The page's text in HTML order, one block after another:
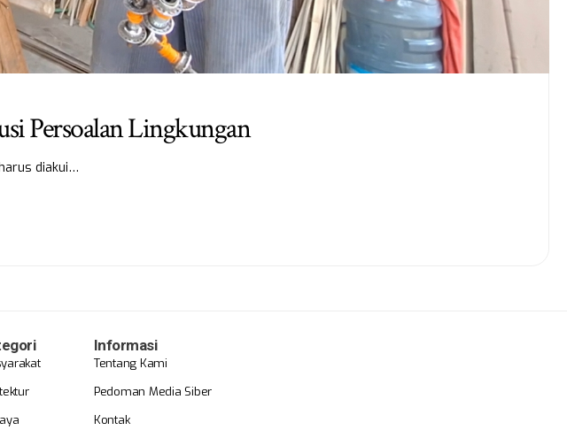
Persoalan Lingkungan
diakui…
Informasi
Tentang Kami
Pedoman Media Siber
Kontak